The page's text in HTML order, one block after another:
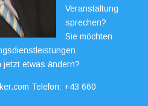
Veranstaltung
sprechen?
Sie möchten
jetzt etwas ändern?
Telefon: +43 660